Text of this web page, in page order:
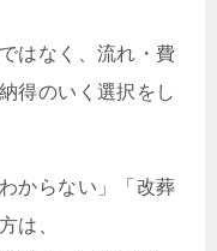
はなく、流れ・費
得のいく選択をし
からない」「改葬
は、